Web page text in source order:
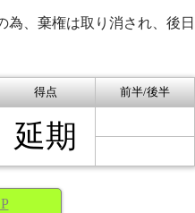
為、棄権は取り消され、後日
得点 前半/後半
延期